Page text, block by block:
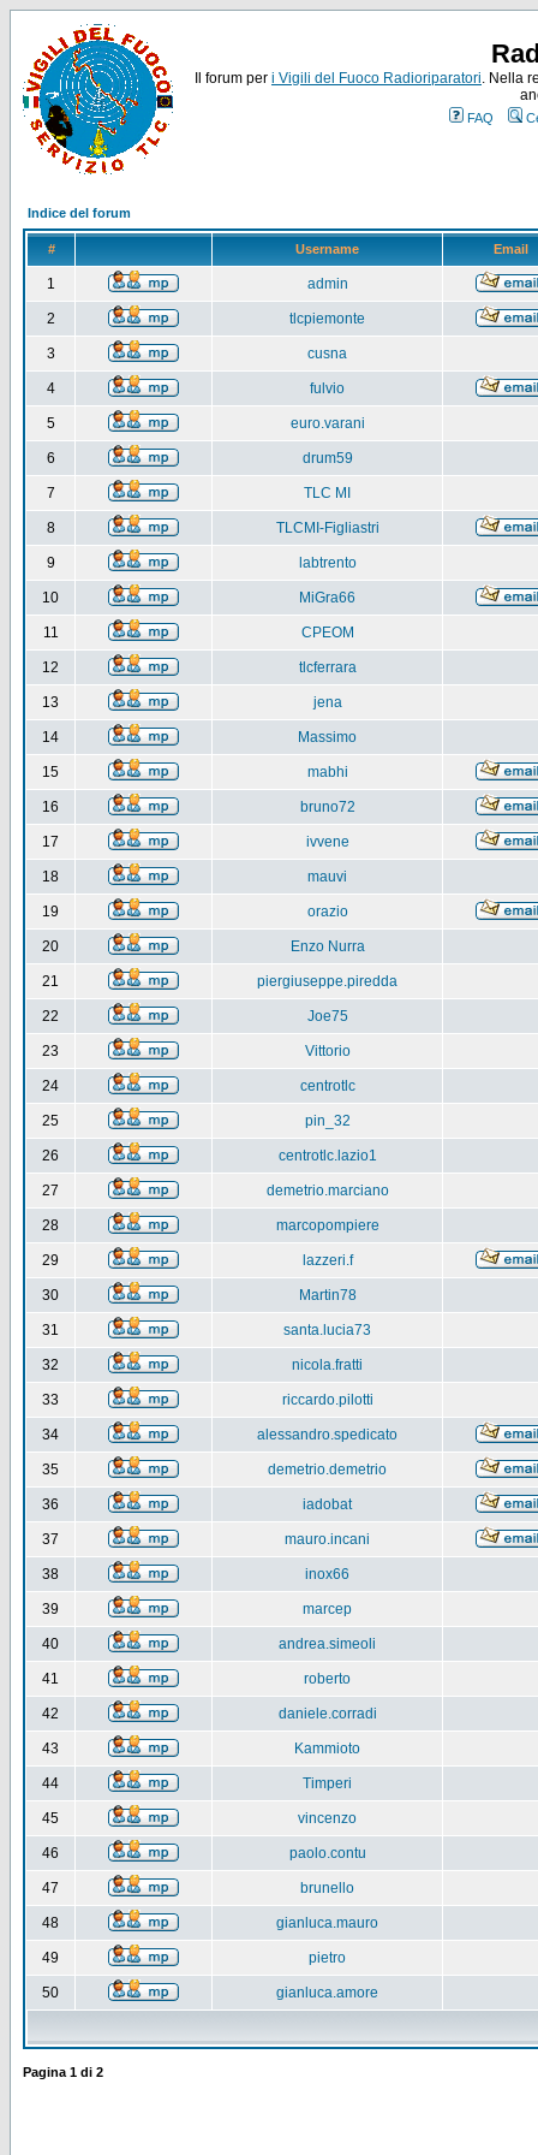
Il forum per i Vigili del Fuoco Radioriparatori. Nella
FAQ
Indice del forum
# Username Email
1 admin
2 tlcpiemonte
3 cusna
4 fulvio
5 euro.varani
6 drum59
7 TLC MI
8 TLCMI-Figliastri
9 labtrento
10 MiGra66
11 CPEOM
12 tlcferrara
13 jena
14 Massimo
15 mabhi
16 bruno72
17 ivvene
18 mauvi
19 orazio
20 Enzo Nurra
21 piergiuseppe.piredda
22 Joe75
23 Vittorio
24 centrotlc
25 pin_32
26 centrotlc.lazio1
27 demetrio.marciano
28 marcopompiere
29 lazzeri.f
30 Martin78
31 santa.lucia73
32 nicola.fratti
33 riccardo.pilotti
34 alessandro.spedicato
35 demetrio.demetrio
36 iadobat
37 mauro.incani
38 inox66
39 marcep
40 andrea.simeoli
41 roberto
42 daniele.corradi
43 Kammioto
44 Timperi
45 vincenzo
46 paolo.contu
47 brunello
48 gianluca.mauro
49 pietro
50 gianluca.amore
Pagina 1 di 2